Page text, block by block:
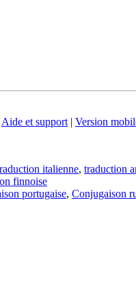
Aide et support | Version
italienne, traduction
finnoise
portugaise, Conjugaison